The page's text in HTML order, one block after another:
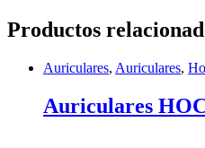
Productos
Auriculares, Auriculares,
Auriculares